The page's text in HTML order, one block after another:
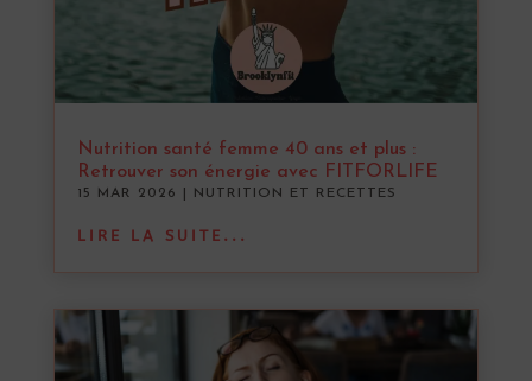
Nutrition santé femme 40 ans et plus :
Retrouver son énergie avec FITFORLIFE
15 MAR 2026 NUTRITION ET RECETTES
LIRE LA SUITE...